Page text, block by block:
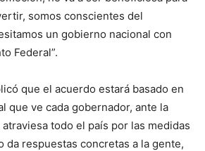
somos conscientes del
un gobierno nacional con
Federal”.
que el acuerdo estará basado en
que ve cada gobernador, ante la
todo el país por las medidas
da respuestas concretas a la gente,